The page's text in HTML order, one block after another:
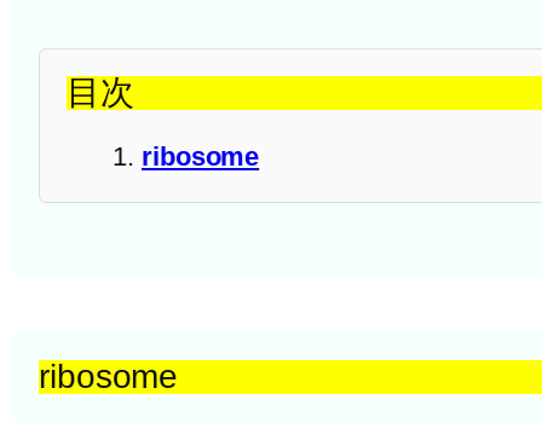
目次
ribosome
ribosome